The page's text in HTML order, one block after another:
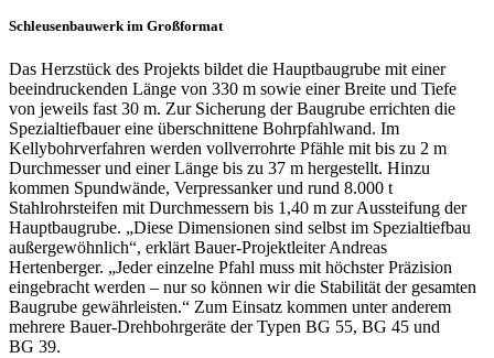
Schleusenbauwerk im Großformat
Das Herzstück des Projekts bildet die Hauptbaugrube mit einer
beeindruckenden Länge von 330 m sowie einer Breite und Tiefe
von jeweils fast 30 m. Zur Sicherung der Baugrube errichten die
Spezialtiefbauer eine überschnittene Bohrpfahlwand. Im
Kellybohrverfahren werden vollverrohrte Pfähle mit bis zu 2 m
Durchmesser und einer Länge bis zu 37 m hergestellt. Hinzu
kommen Spundwände, Verpressanker und rund 8.000 t
Stahlrohrsteifen mit Durchmessern bis 1,40 m zur Aussteifung der
Hauptbaugrube. „Diese Dimensionen sind selbst im Spezialtiefbau
außergewöhnlich“, erklärt Bauer-Projektleiter Andreas
Hertenberger. „Jeder einzelne Pfahl muss mit höchster Präzision
eingebracht werden – nur so können wir die Stabilität der gesamten
Baugrube gewährleisten.“ Zum Einsatz kommen unter anderem
mehrere Bauer-Drehbohrgeräte der Typen BG 55, BG 45 und
BG 39.